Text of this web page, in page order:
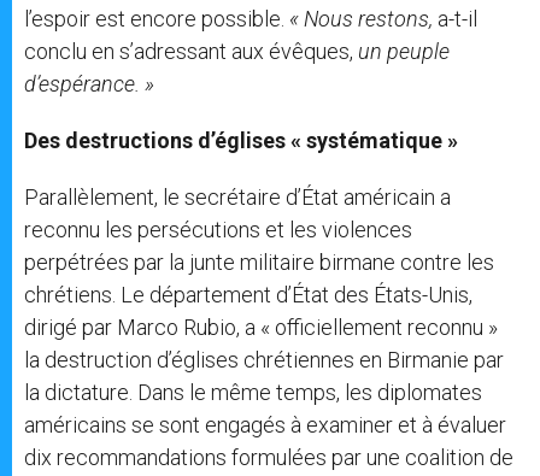
l’espoir est encore possible. « Nous restons, a-t-il
conclu en s’adressant aux évêques, un peuple
d’espérance. »
Des destructions d’églises « systématique »
Parallèlement, le secrétaire d’État américain a
reconnu les persécutions et les violences
perpétrées par la junte militaire birmane contre les
chrétiens. Le département d’État des États-Unis,
dirigé par Marco Rubio, a « officiellement reconnu »
la destruction d’églises chrétiennes en Birmanie par
la dictature. Dans le même temps, les diplomates
américains se sont engagés à examiner et à évaluer
dix recommandations formulées par une coalition de